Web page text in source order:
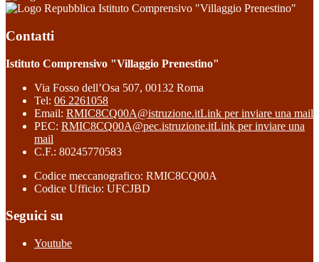
Istituto Comprensivo "Villaggio Prenestino"
Contatti
Istituto Comprensivo "Villaggio Prenestino"
Via Fosso dell’Osa 507, 00132 Roma
Tel: 06 2261058
Email: RMIC8CQ00A@istruzione.itLink per inviare una mail
PEC: RMIC8CQ00A@pec.istruzione.itLink per inviare una
mail
C.F.: 80245770583
Codice meccanografico: RMIC8CQ00A
Codice Ufficio: UFCJBD
Seguici su
Youtube